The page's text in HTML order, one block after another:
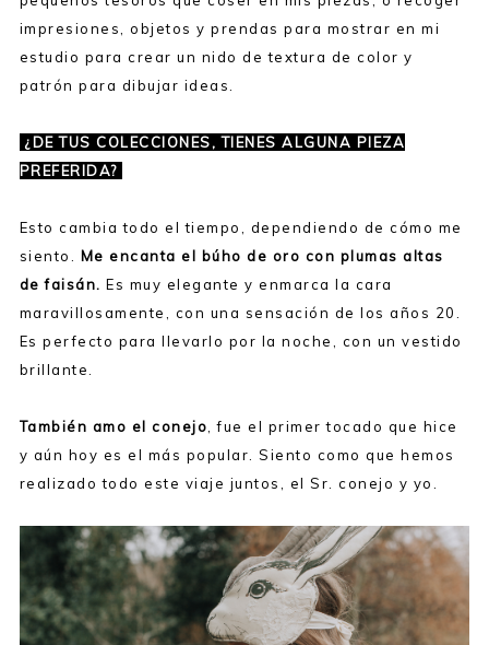
impresiones, objetos y prendas para mostrar en mi
estudio para crear un nido de textura de color y
patrón para dibujar ideas.
¿DE TUS COLECCIONES, TIENES ALGUNA PIEZA
PREFERIDA?
Esto cambia todo el tiempo, dependiendo de cómo me
siento. Me encanta el búho de oro con plumas altas
de faisán. Es muy elegante y enmarca la cara
maravillosamente, con una sensación de los años 20.
Es perfecto para llevarlo por la noche, con un vestido
brillante.
También amo el conejo, fue el primer tocado que hice
y aún hoy es el más popular. Siento como que hemos
realizado todo este viaje juntos, el Sr. conejo y yo.